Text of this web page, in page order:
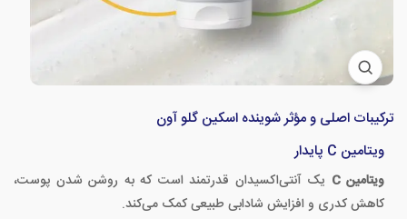
ترکیبات اصلی و مؤثر شوینده اسکین گلو آون
ویتامین C پایدار
ویتامین C
یک آنتی‌اکسیدان قدرتمند است که به روشن شدن پوست،
کاهش کدری و افزایش شادابی طبیعی کمک می‌کند.